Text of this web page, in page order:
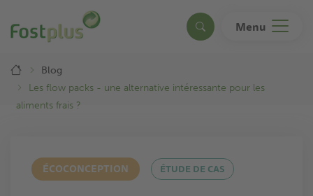
au
contenu
Search Menu
Breadcrumb
Blog
Les flow packs - une alternative intéressante pour les
aliments frais ?
ÉCOCONCEPTION ÉTUDE DE CAS